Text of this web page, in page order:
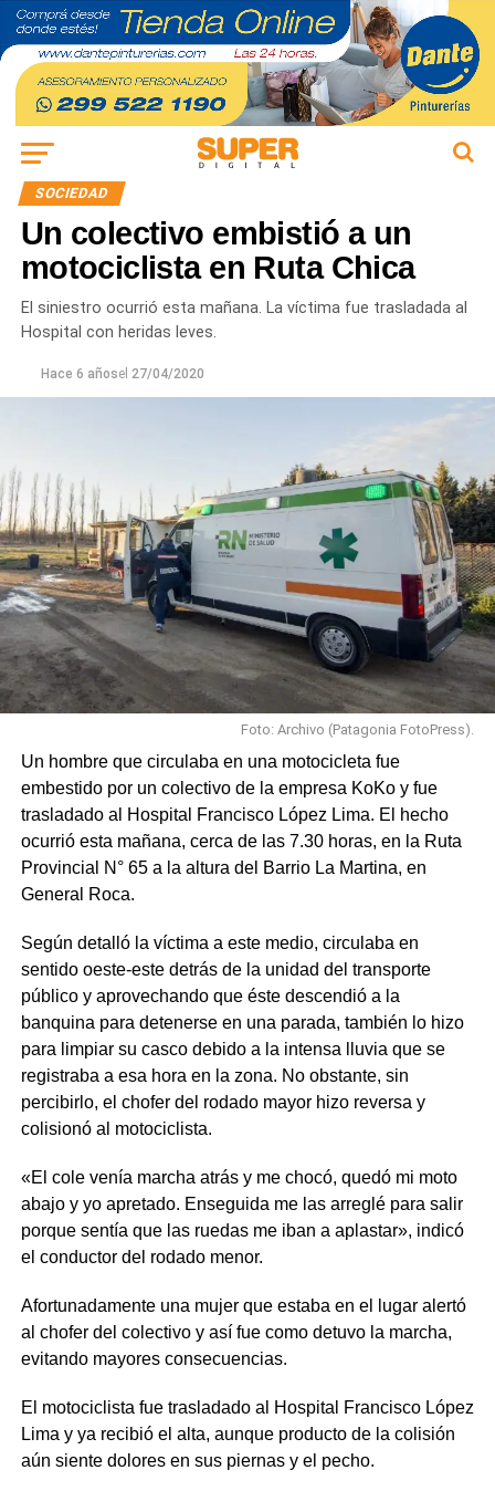
SOCIEDAD
Un colectivo embistió a un
motociclista en Ruta Chica
El siniestro ocurrió esta mañana. La víctima fue trasladada al
Hospital con heridas leves.
Hace 6 añosel 27/04/2020
Foto: Archivo (Patagonia FotoPress).
Un hombre que circulaba en una motocicleta fue
embestido por un colectivo de la empresa KoKo y fue
trasladado al Hospital Francisco López Lima. El hecho
ocurrió esta mañana, cerca de las 7.30 horas, en la Ruta
Provincial N° 65 a la altura del Barrio La Martina, en
General Roca.
Según detalló la víctima a este medio, circulaba en
sentido oeste-este detrás de la unidad del transporte
público y aprovechando que éste descendió a la
banquina para detenerse en una parada, también lo hizo
para limpiar su casco debido a la intensa lluvia que se
registraba a esa hora en la zona. No obstante, sin
percibirlo, el chofer del rodado mayor hizo reversa y
colisionó al motociclista.
«El cole venía marcha atrás y me chocó, quedó mi moto
abajo y yo apretado. Enseguida me las arreglé para salir
porque sentía que las ruedas me iban a aplastar», indicó
el conductor del rodado menor.
Afortunadamente una mujer que estaba en el lugar alertó
al chofer del colectivo y así fue como detuvo la marcha,
evitando mayores consecuencias.
El motociclista fue trasladado al Hospital Francisco López
Lima y ya recibió el alta, aunque producto de la colisión
aún siente dolores en sus piernas y el pecho.